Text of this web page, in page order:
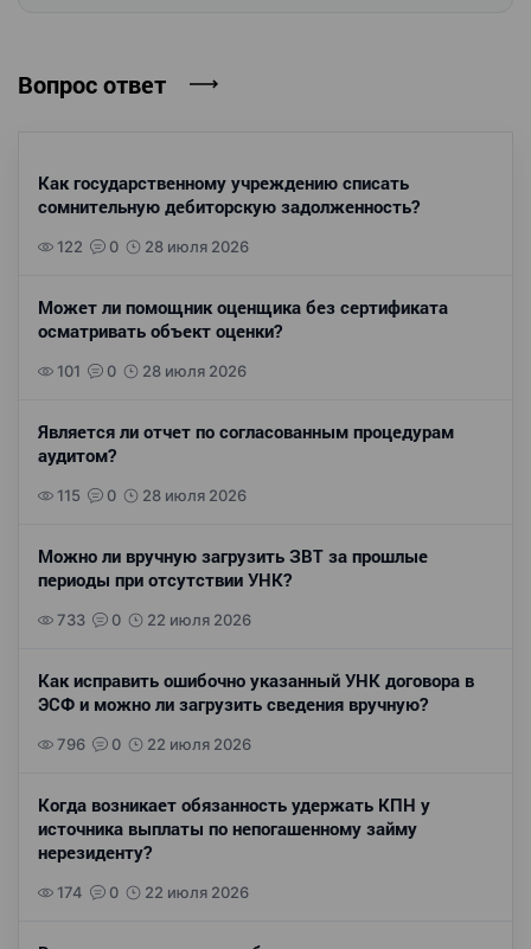
Вопрос ответ
Как государственному учреждению списать
сомнительную дебиторскую задолженность?
122 0 28 июля 2026
Может ли помощник оценщика без сертификата
осматривать объект оценки?
101 0 28 июля 2026
Является ли отчет по согласованным процедурам
аудитом?
115 0 28 июля 2026
Можно ли вручную загрузить ЗВТ за прошлые
периоды при отсутствии УНК?
733 0 22 июля 2026
Как исправить ошибочно указанный УНК договора в
ЭСФ и можно ли загрузить сведения вручную?
796 0 22 июля 2026
Когда возникает обязанность удержать КПН у
источника выплаты по непогашенному займу
нерезиденту?
174 0 22 июля 2026